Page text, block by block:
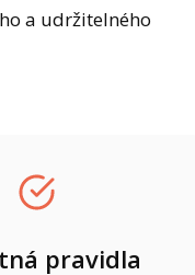
a udržitelného
pravidla